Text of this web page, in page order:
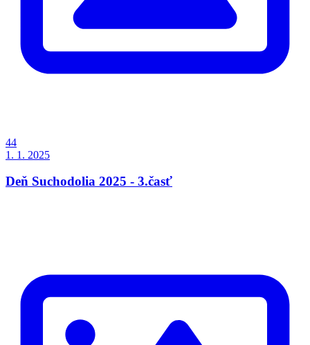
44
1. 1. 2025
Deň Suchodolia 2025 - 3.časť